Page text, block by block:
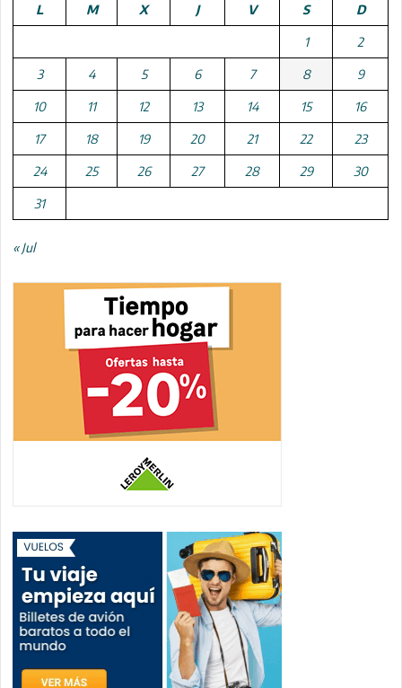
L
M X J V S D
1 2
3 4 5 6 7 8 9
10 11 12 13 14 15 16
17 18 19 20 21 22 23
24 25 26 27 28 29 30
31
« Jul